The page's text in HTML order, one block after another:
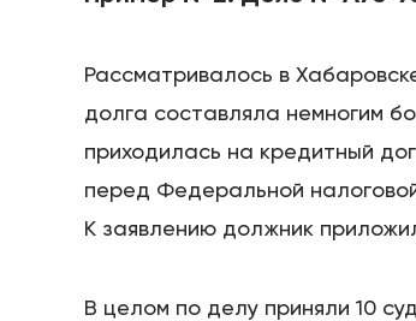
Рассматривалось в
долга составляла немногим
приходилась на кредитный
перед Федеральной
К заявлению должник
В целом по делу приняли 10